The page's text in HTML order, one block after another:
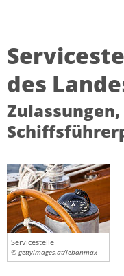
des
Servicestelle
© gettyimages.at/lebanmax